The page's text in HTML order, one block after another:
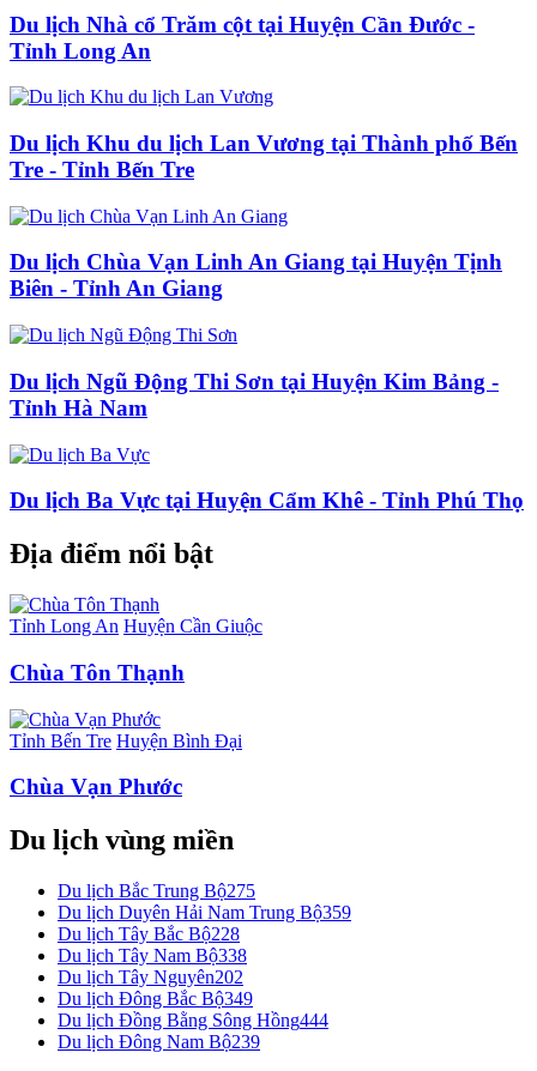
Du lịch Nhà cổ Trăm cột tại Huyện Cần Đước -
Tỉnh Long An
Du lịch Khu du lịch Lan Vương tại Thành phố Bến
Tre - Tỉnh Bến Tre
Du lịch Chùa Vạn Linh An Giang tại Huyện Tịnh
Biên - Tỉnh An Giang
Du lịch Ngũ Động Thi Sơn tại Huyện Kim Bảng -
Tỉnh Hà Nam
Du lịch Ba Vực tại Huyện Cẩm Khê - Tỉnh Phú Thọ
Địa điểm nổi bật
Tỉnh Long An Huyện Cần Giuộc
Chùa Tôn Thạnh
Tỉnh Bến Tre Huyện Bình Đại
Chùa Vạn Phước
Du lịch vùng miền
Du lịch Bắc Trung Bộ275
Du lịch Duyên Hải Nam Trung Bộ359
Du lịch Tây Bắc Bộ228
Du lịch Tây Nam Bộ338
Du lịch Tây Nguyên202
Du lịch Đông Bắc Bộ349
Du lịch Đồng Bằng Sông Hồng444
Du lịch Đông Nam Bộ239